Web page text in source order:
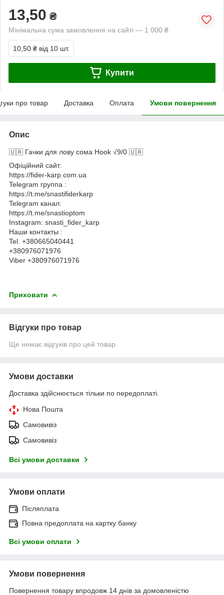
13,50 ₴
Мінімальна сума замовлення на сайті — 1 000 ₴
10,50 ₴ від 10 шт.
Купити
про товар Доставка Оплата Умови повернення
Опис
🇺🇦 Гачки для лову сома Hook √9/0 🇺🇦
Офіційний сайт:
https://fider-karp.com.ua
Telegram группа :
https://t.me/snastifiderkarp
Telegram канал:
https://t.me/snastioptom
Instagram: snasti_fider_karp
Наши контакты :
Tel. +380665040441
+380976071976
Viber +380976071976
Приховати
Відгуки про товар
Ще немає відгуків про цей товар
Умови доставки
Доставка здійснюється тільки по передоплаті.
Нова Пошта
Самовивіз
Самовивіз
Всі умови доставки
Умови оплати
Післяплата
Повна предоплата на картку банку
Всі умови оплати
Умови повернення
Повернення товару впродовж 14 днів за домовленістю